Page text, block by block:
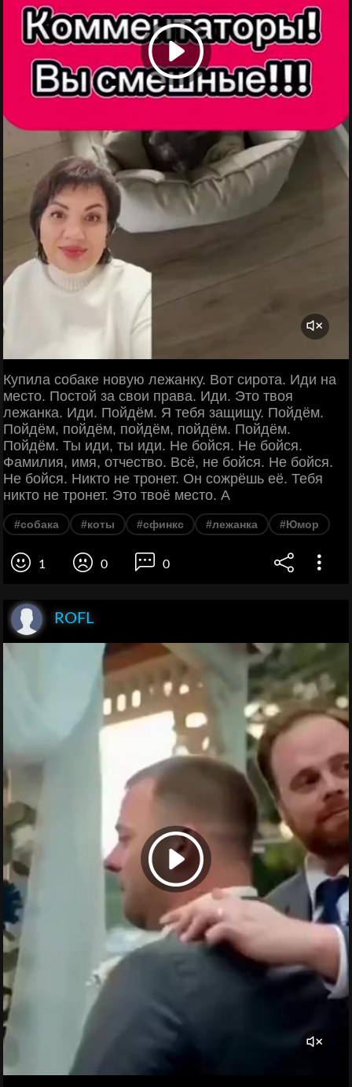
Купила собаке новую лежанку. Вот сирота. Иди на
место. Постой за свои права. Иди. Это твоя
лежанка. Иди. Пойдём. Я тебя защищу. Пойдём.
Пойдём, пойдём, пойдём, пойдём. Пойдём.
Пойдём. Ты иди, ты иди. Не бойся. Не бойся.
Фамилия, имя, отчество. Всё, не бойся. Не бойся.
Не бойся. Никто не тронет. Он сожрёшь её. Тебя
никто не тронет. Это твоё место. А
#собака #коты #сфинкс #лежанка #Юмор
1 0 0
ROFL